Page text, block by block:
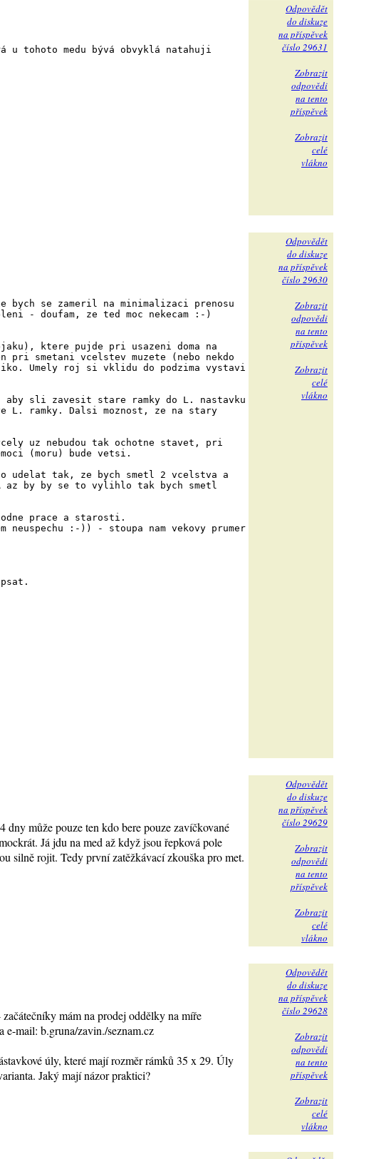
tohoto medu bývá obvyklá natahuji
Odpovědět
do diskuze
na příspěvek
číslo 29631
Zobrazit
odpovědi
na tento
příspěvek
Zobrazit
celé
vlákno
bych se zameril na minimalizaci prenosu
- doufam, ze ted moc nekecam :-)
ktere pujde pri usazeni doma na
smetani vcelstev muzete (nebo nekdo
Umely roj si vklidu do podzima vystavi
sli zavesit stare ramky do L. nastavku
ramky. Dalsi moznost, ze na stary
uz nebudou tak ochotne stavet, pri
(moru) bude vetsi.
udelat tak, ze bych smetl 2 vcelstva a
by by se to vylihlo tak bych smetl
prace a starosti.
:-)) - stoupa nam vekovy prumer
Odpovědět
do diskuze
na příspěvek
číslo 29630
Zobrazit
odpovědi
na tento
příspěvek
Zobrazit
celé
vlákno
může pouze ten kdo bere pouze zavíčkované
Já jdu na med až když jsou řepková pole
silně rojit. Tedy první zatěžkávací zkouška pro met.
Odpovědět
do diskuze
na příspěvek
číslo 29629
Zobrazit
odpovědi
na tento
příspěvek
Zobrazit
celé
vlákno
mám na prodej oddělky na míře
e-mail: b.gruna/zavin./seznam.cz
úly, které mají rozměr rámků 35 x 29. Úly
Jaký mají názor praktici?
Odpovědět
do diskuze
na příspěvek
číslo 29628
Zobrazit
odpovědi
na tento
příspěvek
Zobrazit
celé
vlákno